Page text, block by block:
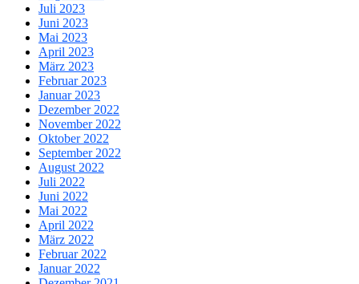
Juli 2023
Juni 2023
Mai 2023
April 2023
März 2023
Februar 2023
Januar 2023
Dezember 2022
November 2022
Oktober 2022
September 2022
August 2022
Juli 2022
Juni 2022
Mai 2022
April 2022
März 2022
Februar 2022
Januar 2022